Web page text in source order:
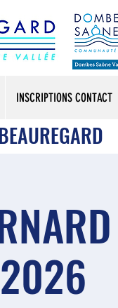
INSCRIPTIONS CONTACT